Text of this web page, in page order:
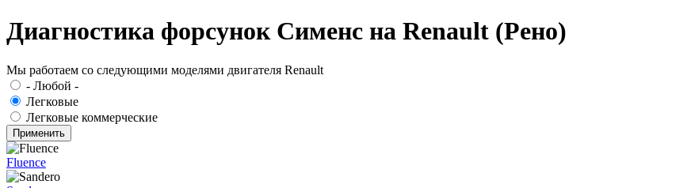
Диагностика форсунок Сименс на Renault (Рено)
Мы работаем со следующими моделями двигателя Renault
- Любой -
Легковые
Легковые коммерческие
Fluence